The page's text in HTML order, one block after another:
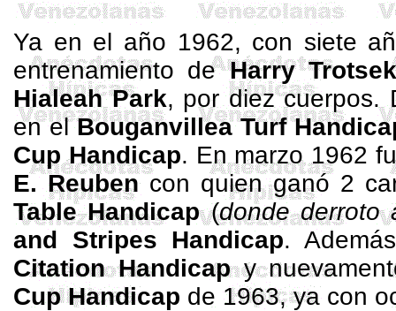
Ya en el año 1962, con siete
entrenamiento deHarry
Hialeah Park, por diez cuerpos.
en elBouganvilleaTurf
Cup Handicap. En marzo 1962
E. Reubencon quien ganó 2
TableHandicap(donde derroto
and Stripes Handicap.
CitationHandicapy
CupHandicap de 1963, ya con